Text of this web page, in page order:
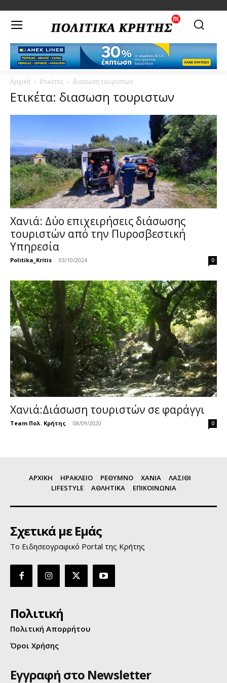
Αρχική Ετικέτες διασωση τουριστων
Ετικέτα: διασωση τουριστων
Χανιά: Δύο επιχειρήσεις διάσωσης
τουριστών από την Πυροσβεστική
Υπηρεσία
Politika_Kritis - 03/10/2024 0
Χανιά:Διάσωση τουριστών σε φαράγγι
Team Πολ. Κρήτης - 08/09/2020 0
ΑΡΧΙΚΗ ΗΡΑΚΛΕΙΟ ΡΕΘΥΜΝΟ ΧΑΝΙΑ
ΛΑΣΙΘΙ
LIFESTYLE
ΑΘΛΗΤΙΚΑ ΕΠΙΚΟΙΝΩΝΙΑ
Σχετικά με Εμάς
Το Ειδησεογραφικό Portal της Κρήτης
Πολιτική
Πολιτική Απορρήτου
Όροι Χρήσης
Εγγραφή στο Newsletter